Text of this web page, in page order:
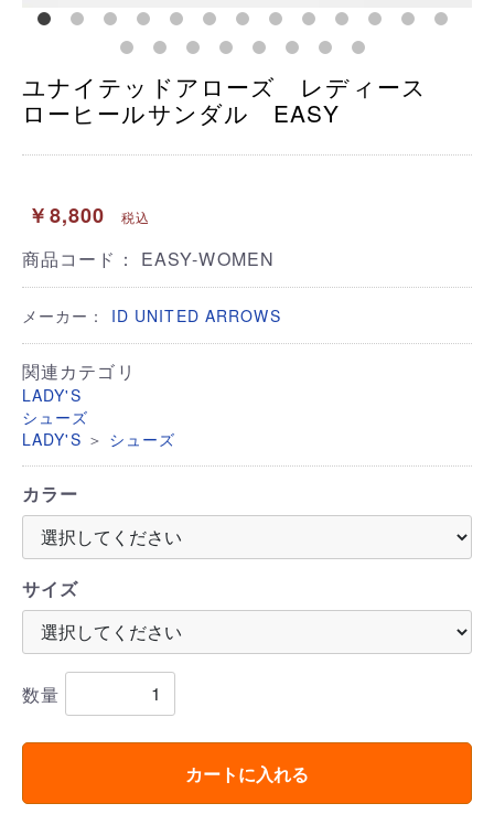
ユナイテッドアローズ レディース
ローヒールサンダル EASY
￥8,800 税込
商品コード： EASY-WOMEN
メーカー： ID UNITED ARROWS
関連カテゴリ
LADY'S
シューズ
LADY'S ＞ シューズ
カラー
サイズ
数量
カートに入れる